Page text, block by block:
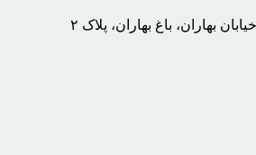
بهاران، باغ بهاران، پلاک ۲